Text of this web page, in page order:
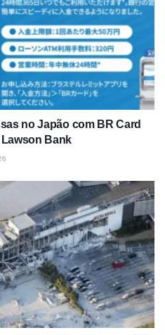
no Japão com BR Card
Lawson Bank